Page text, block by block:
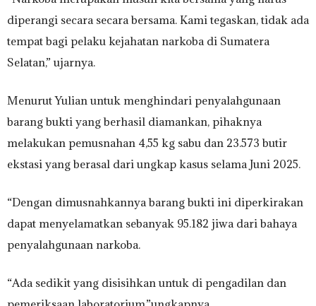
diperangi secara secara bersama. Kami tegaskan, tidak ada
tempat bagi pelaku kejahatan narkoba di Sumatera
Selatan,” ujarnya.
Menurut Yulian untuk menghindari penyalahgunaan
barang bukti yang berhasil diamankan, pihaknya
melakukan pemusnahan 4,55 kg sabu dan 23.573 butir
ekstasi yang berasal dari ungkap kasus selama Juni 2025.
“Dengan dimusnahkannya barang bukti ini diperkirakan
dapat menyelamatkan sebanyak 95.182 jiwa dari bahaya
penyalahgunaan narkoba.
“Ada sedikit yang disisihkan untuk di pengadilan dan